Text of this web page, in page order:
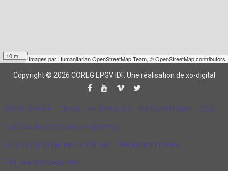
10 m Images par Humanitarian OpenStreetMap Team, © OpenStreetMap contributors
Copyright © 2026 COREG EPGV IDF. Une réalisation de xo-digital
CQP ALS AGEE Choisir une formation Mentions légales CGV
Politique de protection des données
Contrat d'engagement républicain Règlement intérieur
Politique d’accessibilité